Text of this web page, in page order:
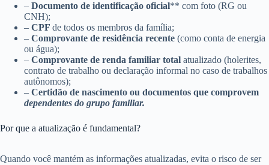
– Documento de identificação oficial** com foto (RG ou
CNH);
– CPF de todos os membros da família;
– Comprovante de residência recente (como conta de energia
ou água);
– Comprovante de renda familiar total atualizado (holerites,
contrato de trabalho ou declaração informal no caso de trabalhos
autônomos);
– Certidão de nascimento ou documentos que comprovem
dependentes do grupo familiar.
Por que a atualização é fundamental?
Quando você mantém as informações atualizadas, evita o risco de ser